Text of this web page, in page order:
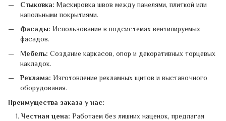
Стыковка: Маскировка швов между панелями, плиткой или
напольными покрытиями.
Фасады: Использование в подсистемах вентилируемых
фасадов.
Мебель: Создание каркасов, опор и декоративных торцевых
накладок.
Реклама: Изготовление рекламных щитов и выставочного
оборудования.
Преимущества заказа у нас:
Честная цена: Работаем без лишних наценок, предлагая